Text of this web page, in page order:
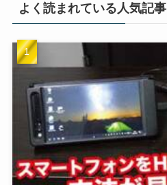
よく読まれている人気記事